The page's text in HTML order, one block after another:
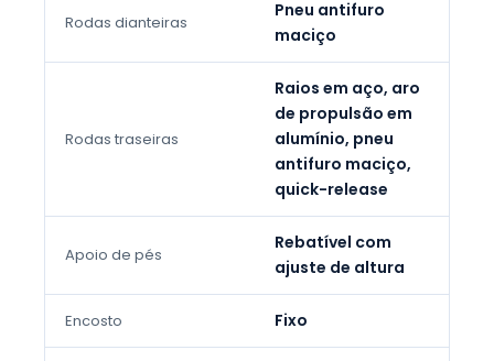
Rodas dianteiras
Pneu antifuro
maciço
Rodas traseiras
Raios em aço, aro
de propulsão em
alumínio, pneu
antifuro maciço,
quick-release
Apoio de pés
Rebatível com
ajuste de altura
Encosto Fixo